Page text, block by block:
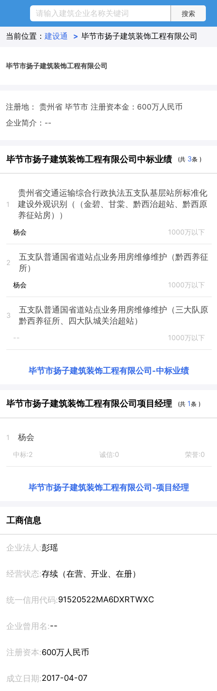
当前位置： 建设通 > 毕节市扬子建筑装饰工程有限公司
毕节市扬子建筑装饰工程有限公司
注册地： 贵州省 毕节市 注册资本金：600万人民币
企业简介：--
毕节市扬子建筑装饰工程有限公司中标业绩 (共 3条 )
1
贵州省交通运输综合行政执法五支队基层站所标准化
建设外观识别（（金碧、甘棠、黔西治超站、黔西原
养征站房））
杨会 1000万以下
2
五支队普通国省道站点业务用房维修维护（黔西养征
所）
杨会 1000万以下
3
五支队普通国省道站点业务用房维修维护（三大队原
黔西养征所、四大队城关治超站）
-- 1000万以下
毕节市扬子建筑装饰工程有限公司 -中标业绩
毕节市扬子建筑装饰工程有限公司项目经理 (共 1条 )
1 杨会
中标:2 诚信:0 荣誉:0
毕节市扬子建筑装饰工程有限公司 -项目经理
工商信息
企业法人:彭瑶
经营状态:存续（在营、开业、在册）
统一信用代码:91520522MA6DXRTWXC
企业曾用名:--
注册资本:600万人民币
成立日期:2017-04-07